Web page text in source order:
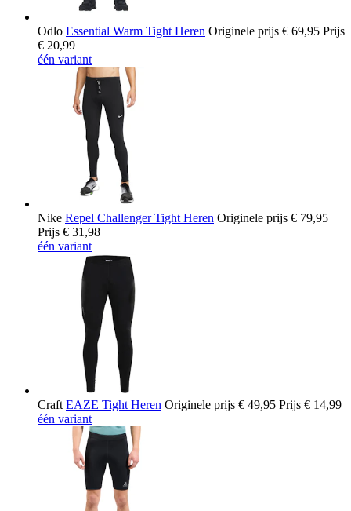
Odlo Essential Warm Tight Heren Originele prijs € 69,95 Prijs
€ 20,99
één variant
Nike Repel Challenger Tight Heren Originele prijs € 79,95
Prijs € 31,98
één variant
Craft EAZE Tight Heren Originele prijs € 49,95 Prijs € 14,99
één variant